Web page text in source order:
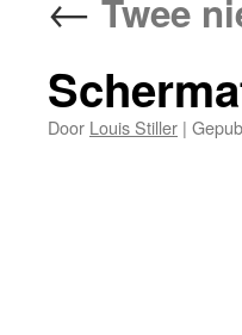
Twee
Door Louis Stiller |